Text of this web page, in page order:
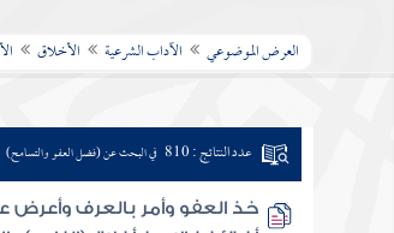
العرض الموضوعي الآداب الشرعية الأخلاق
عدد النتائج : 810 في البحث عن (فضل العفو والتسامح)
خذ العفو وأمر بالعرف وأعرض